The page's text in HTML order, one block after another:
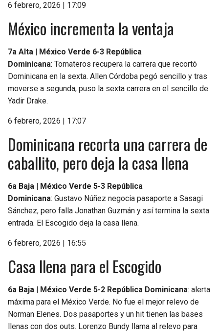
6 febrero, 2026 | 17:09
México incrementa la ventaja
7a Alta | México Verde 6-3 República
Dominicana: Tomateros recupera la carrera que recortó
Dominicana en la sexta. Allen Córdoba pegó sencillo y tras
moverse a segunda, puso la sexta carrera en el sencillo de
Yadir Drake.
6 febrero, 2026 | 17:07
Dominicana recorta una carrera de
caballito, pero deja la casa llena
6a Baja | México Verde 5-3 República
Dominicana: Gustavo Núñez negocia pasaporte a Sasagi
Sánchez, pero falla Jonathan Guzmán y así termina la sexta
entrada. El Escogido deja la casa llena.
6 febrero, 2026 | 16:55
Casa llena para el Escogido
6a Baja | México Verde 5-2 República Dominicana: alerta
máxima para el México Verde. No fue el mejor relevo de
Norman Elenes. Dos pasaportes y un hit tienen las bases
llenas con dos outs. Lorenzo Bundy llama al relevo para